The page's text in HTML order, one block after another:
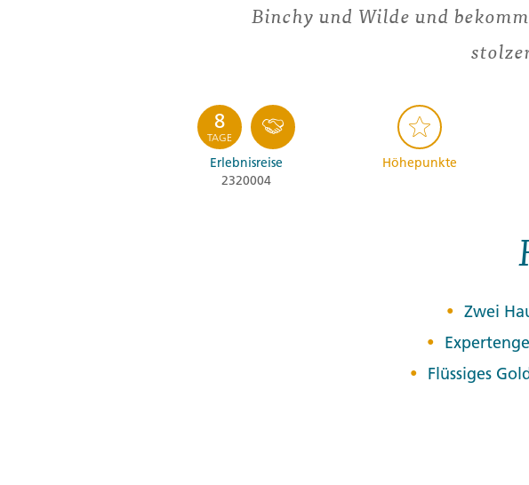
Binchy und Wilde und
8
TAGE
Erlebnisreise
2320004
Höhepunkte
Zwei
Flüssiges